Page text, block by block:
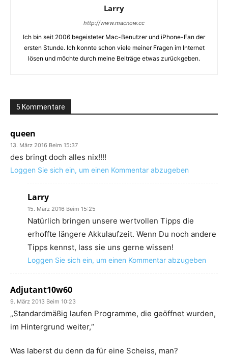
Larry
http://www.macnow.cc
Ich bin seit 2006 begeisteter Mac-Benutzer und iPhone-Fan der
ersten Stunde. Ich konnte schon viele meiner Fragen im Internet
lösen und möchte durch meine Beiträge etwas zurückgeben.
5 Kommentare
queen
13. März 2016 Beim 15:37
des bringt doch alles nix!!!!
Loggen Sie sich ein, um einen Kommentar abzugeben
Larry
15. März 2016 Beim 15:25
Natürlich bringen unsere wertvollen Tipps die
erhoffte längere Akkulaufzeit. Wenn Du noch andere
Tipps kennst, lass sie uns gerne wissen!
Loggen Sie sich ein, um einen Kommentar abzugeben
Adjutant10w60
9. März 2013 Beim 10:23
„Standardmäßig laufen Programme, die geöffnet wurden,
im Hintergrund weiter,“
Was laberst du denn da für eine Scheiss, man?